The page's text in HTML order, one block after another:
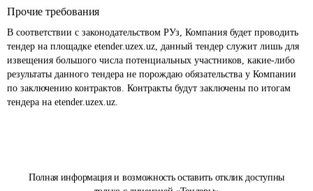
Полная информация и возможность оставить отклик доступны
Прочие требования
В соответствии с законодательством РУз, Компания будет проводить
тендер на площадке etender.uzex.uz, данный тендер служит лишь для
извещения большого числа потенциальных участников, какие-либо
результаты данного тендера не порождаю обязательства у Компании
по заключению контрактов. Контракты будут заключены по итогам
тендера на etender.uzex.uz.